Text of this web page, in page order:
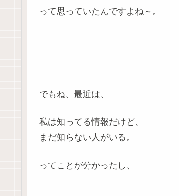
って思っていたんですよね～。
でもね、最近は、
私は知ってる情報だけど、
まだ知らない人がいる。
ってことが分かったし、